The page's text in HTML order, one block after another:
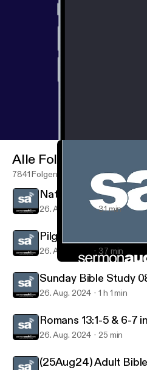
Bible Study on
Alle Folgen
7841 Folgen
Natural part 3
26. Aug. 2024 31 min
Pilgrim's Progress
26. Aug. 2024 37 min
Sunday Bible Study
26. Aug. 2024 1 h 1 min
Romans 13:1-5 & 6-7
26. Aug. 2024 25 min
(25Aug24) Adult